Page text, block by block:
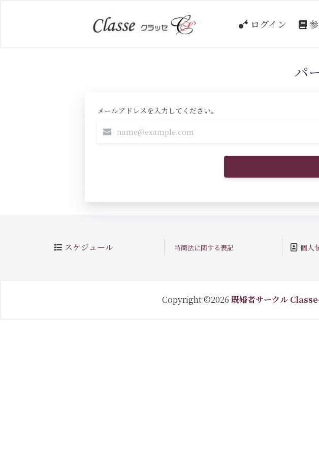
ログイン
パ
メールアドレスを入力してください。
スケジュール 特商法に関する表記 個人
Copyright ©2026 既婚者サークル